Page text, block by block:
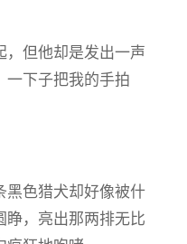
，但他却是发出一声
一下子把我的手拍
黑色猎犬却好像被什
睁，亮出那两排无比